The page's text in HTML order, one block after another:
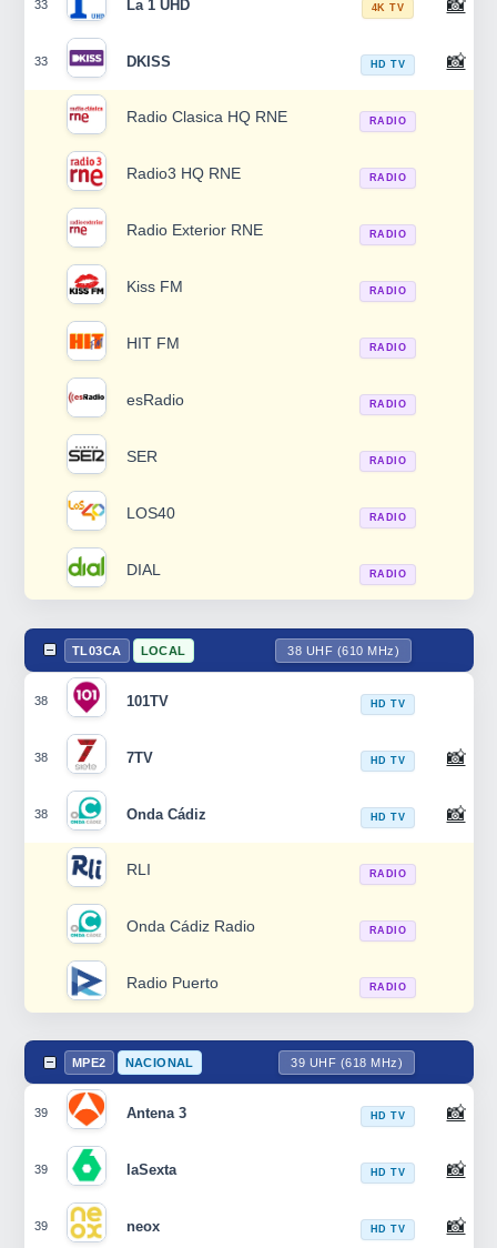
33 La 1 UHD 4K TV 📸
33 DKISS HD TV 📸
Radio Clasica HQ RNE RADIO
Radio3 HQ RNE RADIO
Radio Exterior RNE RADIO
Kiss FM RADIO
HIT FM RADIO
esRadio RADIO
SER RADIO
LOS40 RADIO
DIAL RADIO
TL03CA LOCAL 38 UHF (610 MHz)
38 101TV HD TV
38 7TV HD TV 📸
38 Onda Cádiz HD TV 📸
RLI RADIO
Onda Cádiz Radio RADIO
Radio Puerto RADIO
MPE2 NACIONAL 39 UHF (618 MHz)
39 Antena 3 HD TV 📸
39 laSexta HD TV 📸
39 neox HD TV 📸